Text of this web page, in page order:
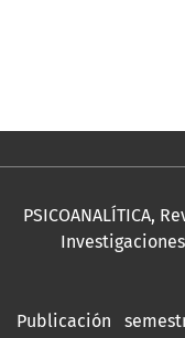
PSICOANALÍTICA,
Publicación